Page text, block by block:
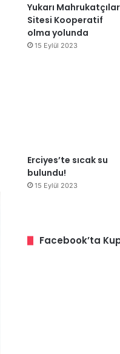
Yukarı Mahrukatçılar
Sitesi Kooperatif
olma yolunda
15 Eylül 2023
Erciyes’te sıcak su
bulundu!
15 Eylül 2023
Facebook’ta